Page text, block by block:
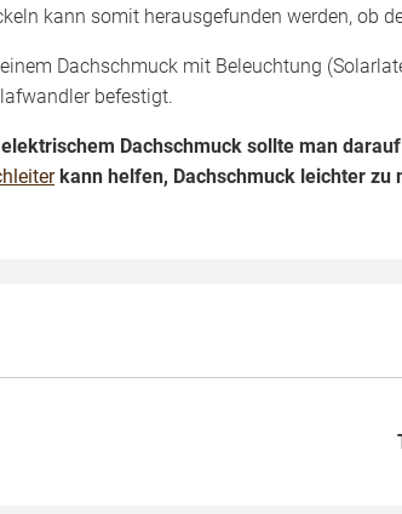
kann somit herausgefunden werden, ob
Dachschmuck mit Beleuchtung
befestigt.
elektrischem Dachschmuck sollte man
kann helfen, Dachschmuck leichter zu